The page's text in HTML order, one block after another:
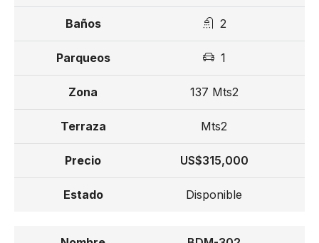
2
1
137 Mts2
Mts2
US$315,000
Disponible